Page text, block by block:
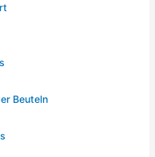
Beuteln